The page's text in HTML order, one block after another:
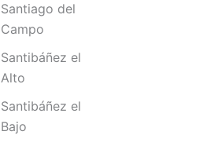
Santiago del
Campo
Santibáñez el
Alto
Santibáñez el
Bajo